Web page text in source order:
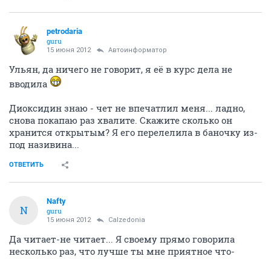
petrodaria
guru
15 июня 2012 Автоинформатор
Ульян, да ничего не говорит, я её в курс дела не
вводила
Диоксидин знаю - чет не впечатлил меня... ладно,
снова покапаю раз хвалите. Скажите сколько он
хранится открытым? Я его перелелила в баночку из-
под називина...
ОТВЕТИТЬ
N
Nafty
guru
15 июня 2012 Calzedonia
Да читает-не читает... Я своему прямо говорила
несколько раз, что лучше ты мне приятное что-